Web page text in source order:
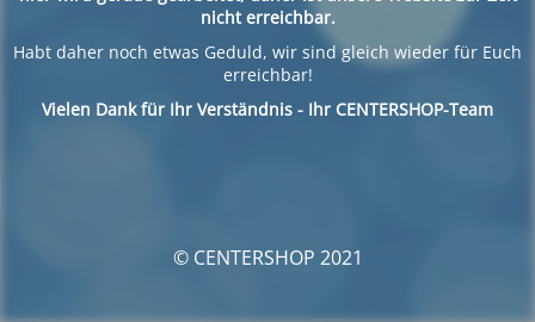
nicht erreichbar.
Habt daher noch etwas Geduld, wir sind gleich wieder für Euch
erreichbar!
Vielen Dank für Ihr Verständnis - Ihr CENTERSHOP-Team
© CENTERSHOP 2021